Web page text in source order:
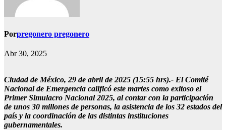
Porpregonero pregonero
Abr 30, 2025
Ciudad de México, 29 de abril de 2025 (15:55 hrs).- El Comité
Nacional de Emergencia calificó este martes como exitoso el
Primer Simulacro Nacional 2025, al contar con la participación
de unos 30 millones de personas, la asistencia de los 32 estados del
país y la coordinación de las distintas instituciones
gubernamentales.